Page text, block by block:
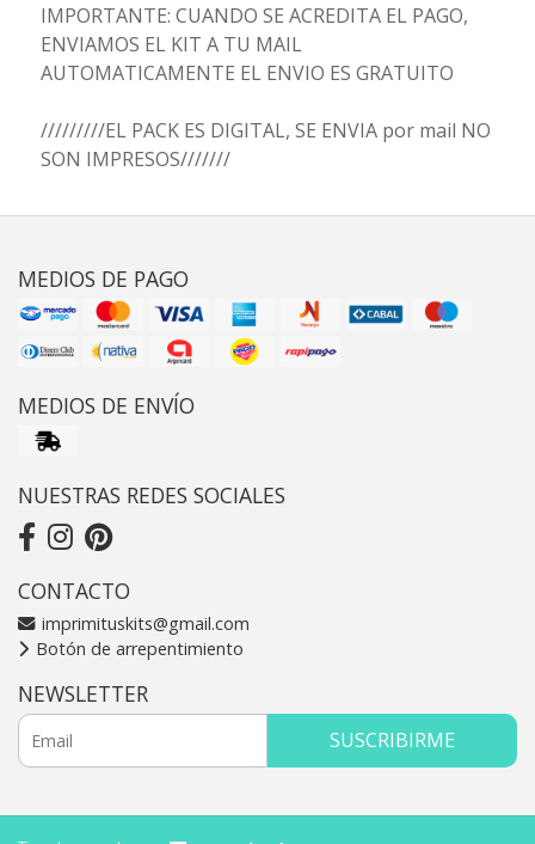
IMPORTANTE: CUANDO SE ACREDITA EL PAGO,
ENVIAMOS EL KIT A TU MAIL
AUTOMATICAMENTE EL ENVIO ES GRATUITO
/////////EL PACK ES DIGITAL, SE ENVIA por mail NO
SON IMPRESOS///////
MEDIOS DE PAGO
MEDIOS DE ENVÍO
NUESTRAS REDES SOCIALES
CONTACTO
imprimituskits@gmail.com
Botón de arrepentimiento
NEWSLETTER
SUSCRIBIRME